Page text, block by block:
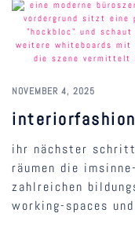
NOVEMBER 4, 2025
interiorfashion
ihr nächster
räumen die
zahlreichen
working-spaces